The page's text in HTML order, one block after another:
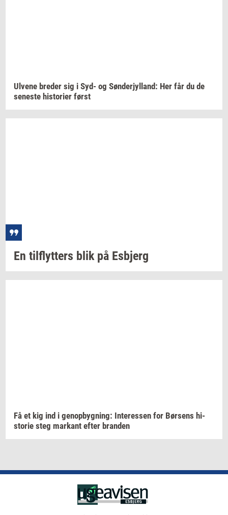
Ul­ve­ne bre­der sig i Syd- og Søn­derjyl­land: Her får du de
se­ne­ste hi­sto­ri­er først
En til­flyt­ters blik på Es­b­jerg
Få et kig ind i genop­byg­ning: In­ter­es­sen for Bør­sens hi­
sto­rie steg mar­kant efter bran­den